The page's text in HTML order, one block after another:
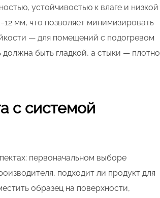
устойчивостью к влаге и низкой
мм, что позволяет минимизировать
— для помещений с подогревом
быть гладкой, а стыки — плотно
с системой
первоначальном выборе
подходит ли продукт для
образец на поверхности,